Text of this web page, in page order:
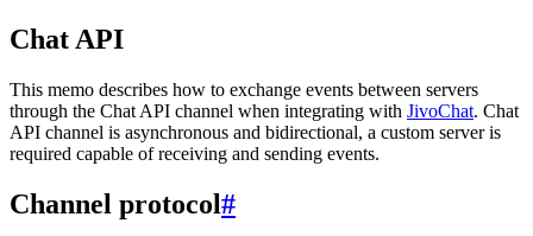
Chat API
This memo describes how to exchange events between servers
through the Chat API channel when integrating with JivoChat. Chat
API channel is asynchronous and bidirectional, a custom server is
required capable of receiving and sending events.
Channel protocol#